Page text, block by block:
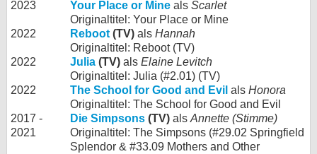
2023 Your Place or Mine als Scarlet
Originaltitel: Your Place or Mine
2022
Reboot (TV) als Hannah
Originaltitel: Reboot (TV)
2022
Julia (TV) als Elaine Levitch
Originaltitel: Julia (#2.01) (TV)
2022
The School for Good and Evil als Honora
Originaltitel: The School for Good and Evil
2017 -
2021
Die Simpsons (TV) als Annette (Stimme)
Originaltitel: The Simpsons (#29.02 Springfield
Splendor & #33.09 Mothers and Other